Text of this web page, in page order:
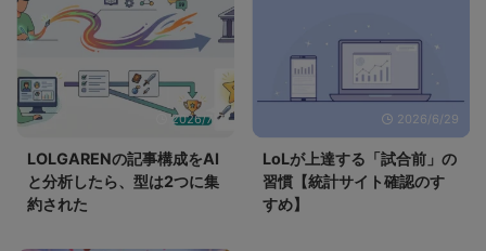
2026/7/7
LOLGARENの記事構成をAI
と分析したら、型は2つに集
約された
2026/6/29
LoLが上達する「試合前」の
習慣【統計サイト確認のす
すめ】